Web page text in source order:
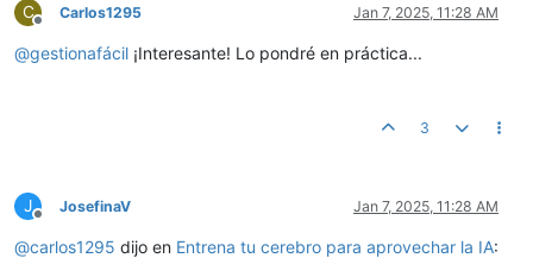
C
Offline
Carlos1295 Jan 7, 2025, 11:28 AM
@gestionafácil ¡Interesante! Lo pondré en práctica...
3
J
Offline
JosefinaV Jan 7, 2025, 11:28 AM
@carlos1295 dijo en Entrena tu cerebro para aprovechar la IA: